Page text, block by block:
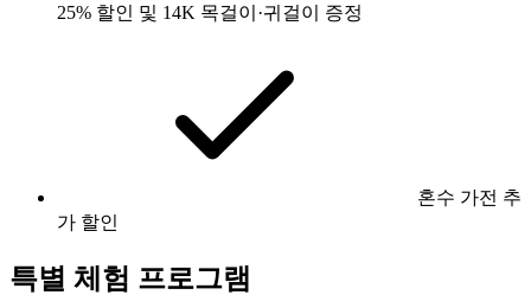
25% 할인 및 14K 목걸이·귀걸이 증정
혼수 가전 추
가 할인
특별 체험 프로그램